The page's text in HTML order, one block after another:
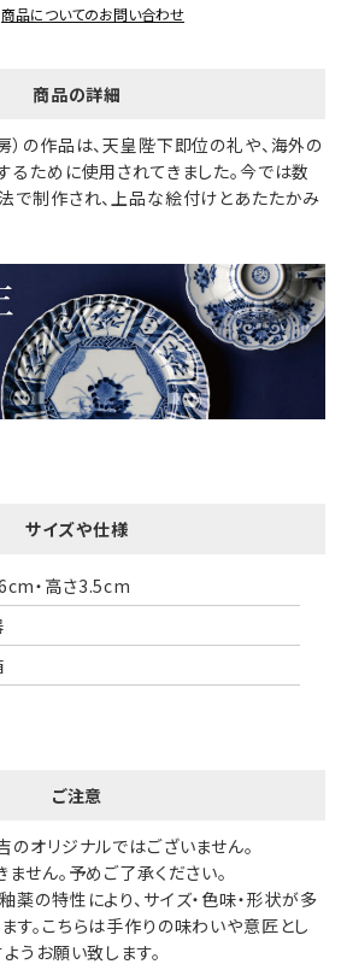
商品についてのお問い合わせ
商品の詳細
）の作品は、天皇陛下即位の礼や、海外の
るために使用されてきました。今では数
で制作され、上品な絵付けとあたたかみ
サイズや仕様
・高さ3.5cm
ご注意
オリジナルではございません。
せん。予めご了承ください。
の特性により、サイズ・色味・形状が多
す。こちらは手作りの味わいや意匠とし
うお願い致します。